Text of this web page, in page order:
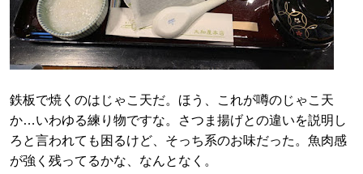
鉄板で焼くのはじゃこ天だ。ほう、これが噂のじゃこ天
か…いわゆる練り物ですな。さつま揚げとの違いを説明し
ろと言われても困るけど、そっち系のお味だった。魚肉感
が強く残ってるかな、なんとなく。